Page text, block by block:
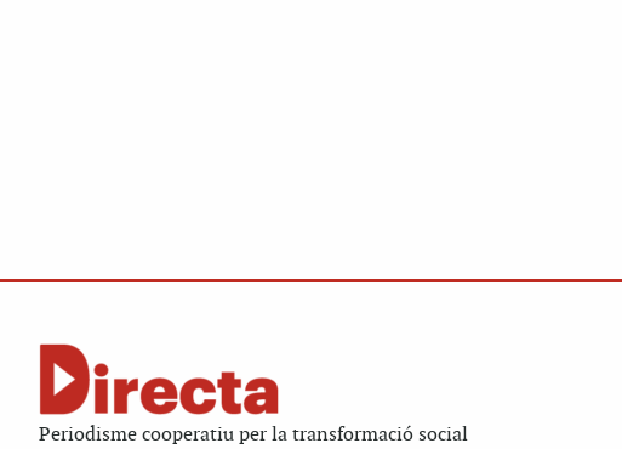
Periodisme cooperatiu per la transformació social